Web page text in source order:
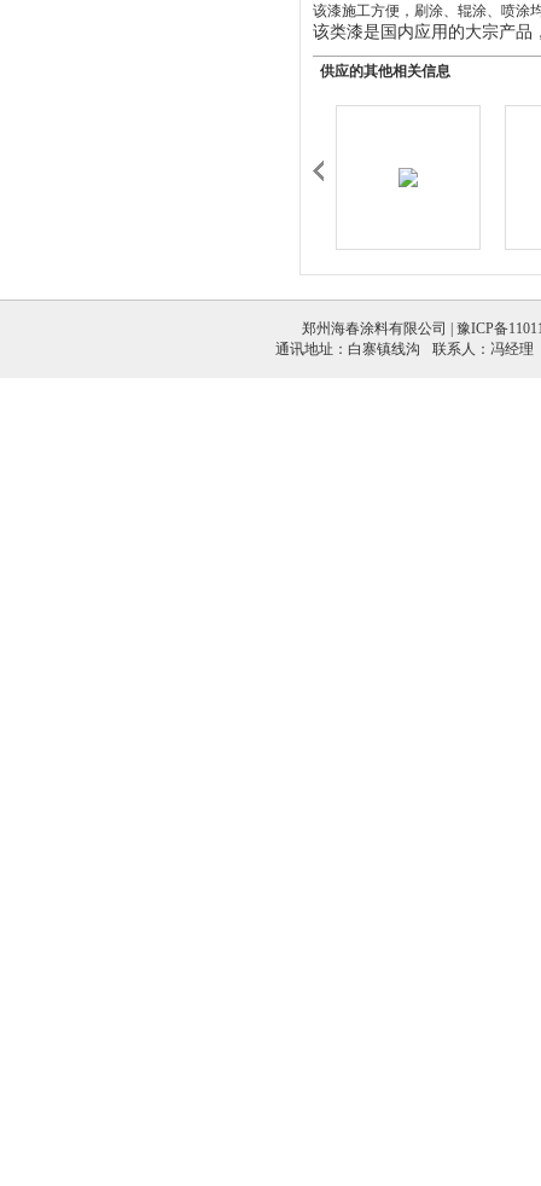
该漆施工方便，刷涂、辊涂、喷涂
该类漆是国内应用的大宗产品
供应的其他相关信息
郑州海春涂料有限公司 |
豫ICP备
通讯地址：白寨镇线沟
联系人：冯经理